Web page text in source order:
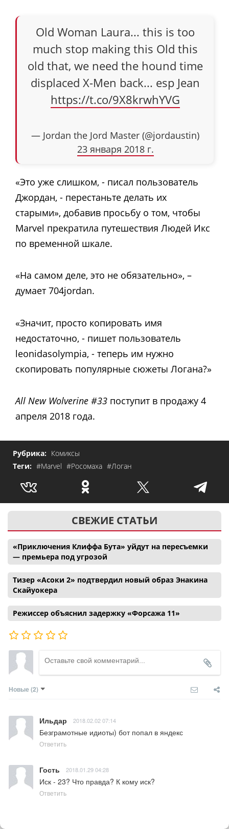
Old Woman Laura... this is too
much stop making this Old this
old that, we need the hound time
displaced X-Men back... esp Jean
https://t.co/9X8krwhYVG
— Jordan the Jord Master (@jordaustin)
23 января 2018 г.
«Это уже слишком, - писал пользователь
Джордан, - перестаньте делать их
старыми», добавив просьбу о том, чтобы
Marvel прекратила путешествия Людей Икс
по временной шкале.
«На самом деле, это не обязательно», –
думает 704jordan.
«Значит, просто копировать имя
недостаточно, - пишет пользователь
leonidasolympia, - теперь им нужно
скопировать популярные сюжеты Логана?»
All New Wolverine #33 поступит в продажу 4
апреля 2018 года.
Рубрика: Комиксы
Теги: #Marvel #Росомаха #Логан
СВЕЖИЕ СТАТЬИ
«Приключения Клиффа Бута» уйдут на пересъемки
— премьера под угрозой
Тизер «Асоки 2» подтвердил новый образ Энакина
Скайуокера
Режиссер объяснил задержку «Форсажа 11»
Новые (2)
Ильдар 2018.02.02 07:14
Безграмотные идиоты) бот попал в яндекс
Ответить
Гость 2018.01.29 04:28
Иск - 23? Что правда? К кому иск?
Ответить